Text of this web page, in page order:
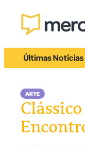
Últimas Notícias
ARTE